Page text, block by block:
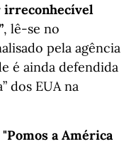
irreconhecível
, lê-se no
pela agência
é ainda defendida
dos EUA na
"Pomos a América